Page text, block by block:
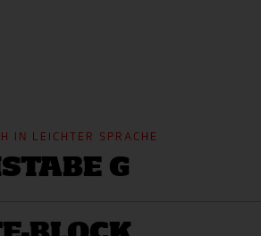
IN LEICHTER SPRACHE
G